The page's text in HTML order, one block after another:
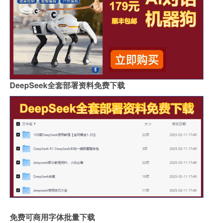
DeepSeek全套部署资料免费下载
免费可商用字体批量下载